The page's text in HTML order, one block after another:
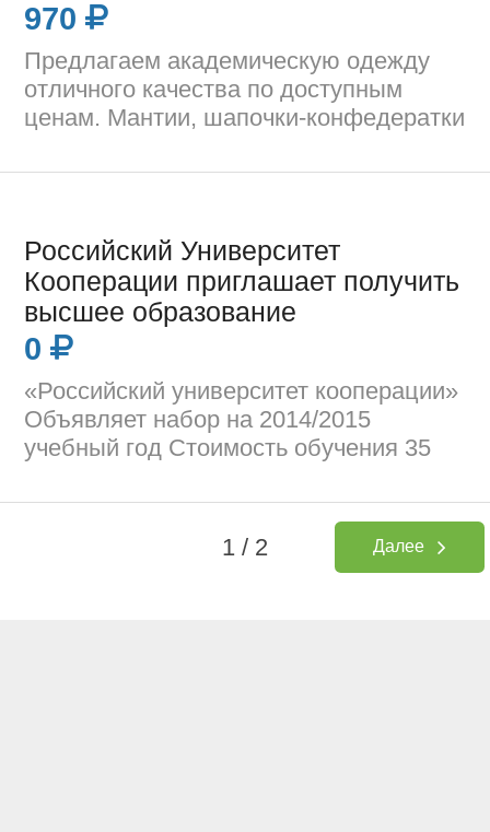
970
Предлагаем академическую одежду
отличного качества по доступным
ценам. Мантии, шапочки-конфедератки
Российский Университет
Кооперации приглашает получить
высшее образование
0
«Российский университет кооперации»
Объявляет набор на 2014/2015
учебный год Стоимость обучения 35
1 / 2 Далее